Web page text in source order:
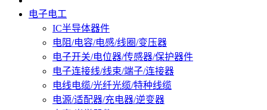
电子电工
IC半导体器件
电阻/电容/电感/线圈/变压器
电子开关/电位器/传感器/保护器件
电子连接线/线束/端子/连接器
电线电缆/光纤光缆/特种线缆
电源/适配器/充电器/逆变器